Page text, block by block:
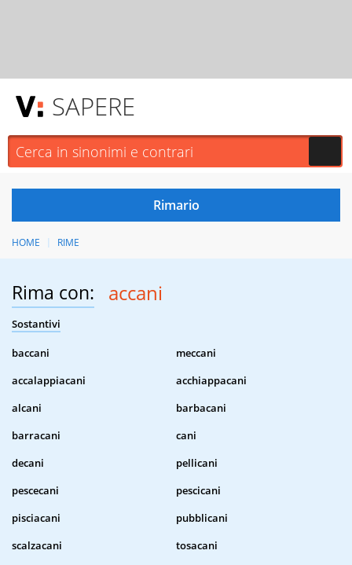
SAPERE
HOME RIME
Rima con: accani
Sostantivi
baccani
meccani
accalappiacani
acchiappacani
alcani
barbacani
barracani
cani
decani
pellicani
pescecani
pescicani
pisciacani
pubblicani
scalzacani
tosacani